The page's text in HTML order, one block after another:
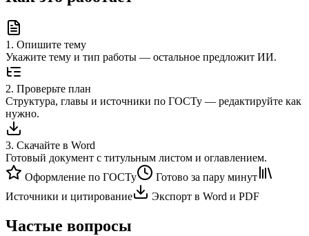
1. Опишите тему
Укажите тему и тип работы — остальное предложит ИИ.
2. Проверьте план
Структура, главы и источники по ГОСТу — редактируйте как
нужно.
3. Скачайте в Word
Готовый документ с титульным листом и оглавлением.
Оформление по ГОСТу
Готово за пару минут
Источники и цитирование
Экспорт в Word и PDF
Частые вопросы